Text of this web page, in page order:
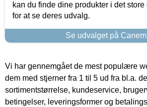
kan du finde dine produkter i det
for at se deres udvalg.
Se udvalget på
Vi har gennemgået de mest populære
dem med stjerner fra 1 til 5 ud fra bl.a.
sortimentstørrelse, kundeservice,
betingelser, leveringsformer og